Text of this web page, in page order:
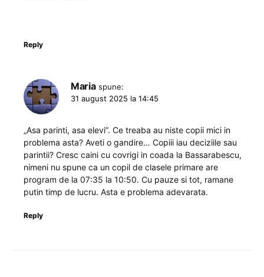
Reply
Maria spune:
31 august 2025 la 14:45
„Asa parinti, asa elevi”. Ce treaba au niste copii mici in
problema asta? Aveti o gandire… Copiii iau deciziile sau
parintii? Cresc caini cu covrigi in coada la Bassarabescu,
nimeni nu spune ca un copil de clasele primare are
program de la 07:35 la 10:50. Cu pauze si tot, ramane
putin timp de lucru. Asta e problema adevarata.
Reply